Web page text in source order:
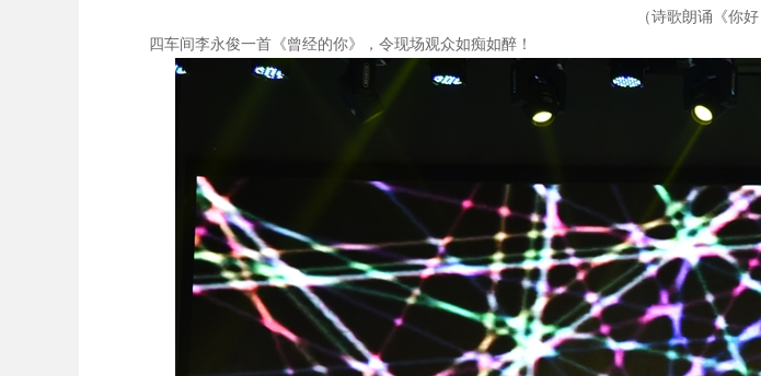
（诗歌朗诵《你好
四车间李永俊一首《曾经的你》，令现场观众如痴如醉！